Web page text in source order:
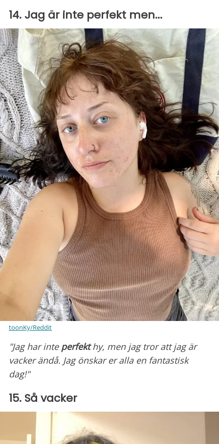
14. Jag är inte perfekt men...
toonKy/Reddit
"Jag har inte perfekthy, men jag tror att jag är
vacker ändå. Jag önskar er alla en fantastisk
dag!"
15. Så vacker